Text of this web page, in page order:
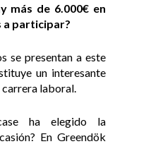
más de 6.000€ en
a participar?
se presentan a este
un interesante
carrera laboral.
ha elegido la
En Greendök